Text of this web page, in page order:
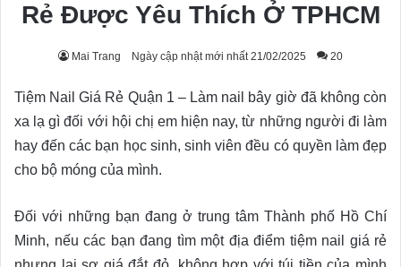
Rẻ Được Yêu Thích Ở TPHCM
Mai Trang Ngày cập nhật mới nhất 21/02/2025 20
Tiệm Nail Giá Rẻ Quận 1 – Làm nail bây giờ đã không còn
xa lạ gì đối với hội chị em hiện nay, từ những người đi làm
hay đến các bạn học sinh, sinh viên đều có quyền làm đẹp
cho bộ móng của mình.
Đối với những bạn đang ở trung tâm Thành phố Hồ Chí
Minh, nếu các bạn đang tìm một địa điểm tiệm nail giá rẻ